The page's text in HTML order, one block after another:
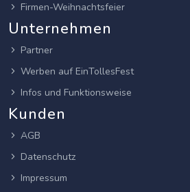
Firmen-Weihnachtsfeier
Unternehmen
Partner
Werben auf EinTollesFest
Infos und Funktionsweise
Kunden
AGB
Datenschutz
Impressum